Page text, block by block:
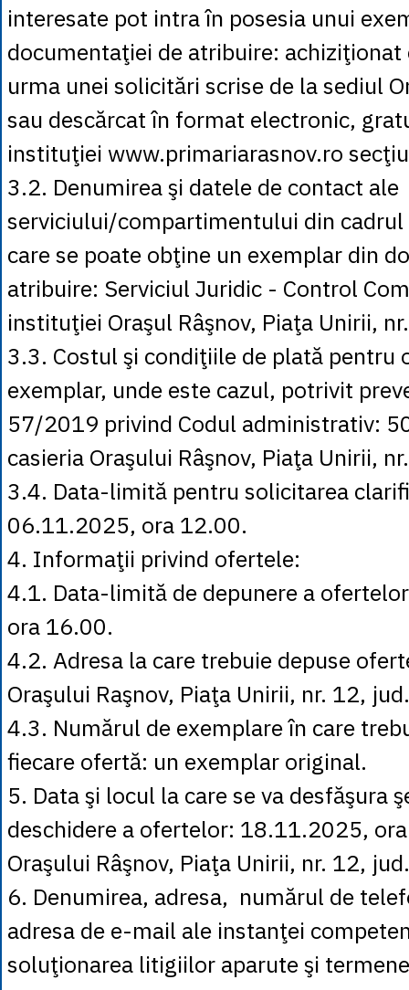
interesate pot intra în posesia unui
documentaţiei de atribuire:
urma unei solicitări scrise de la sediul
sau descărcat în format electronic,
instituţiei www.primariarasnov.ro
3.2. Denumirea şi datele de contact ale
serviciului/compartimentului din
care se poate obţine un exemplar din
atribuire: Serviciul Juridic - Control
instituţiei Oraşul Râşnov, Piaţa Unirii,
3.3. Costul şi condiţiile de plată pentru
exemplar, unde este cazul, potrivit
57/2019 privind Codul administrativ:
casieria Oraşului Râşnov, Piaţa Unirii,
3.4. Data-limită pentru solicitarea
06.11.2025, ora 12.00.
4. Informaţii privind ofertele:
4.1. Data-limită de depunere a
ora 16.00.
4.2. Adresa la care trebuie depuse
Oraşului Raşnov, Piaţa Unirii, nr. 12,
4.3. Numărul de exemplare în care
fiecare ofertă: un exemplar original.
5. Data şi locul la care se va desfăşura
deschidere a ofertelor: 18.11.2025,
Oraşului Râşnov, Piaţa Unirii, nr. 12,
6. Denumirea, adresa, numărul de
adresa de e-mail ale instanţei
soluţionarea litigiilor aparute şi